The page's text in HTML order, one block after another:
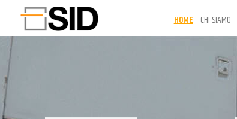
HOME CHI SIAMO